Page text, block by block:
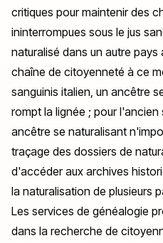
critiques pour maintenir des
ininterrompues sous le jus
naturalisé dans un autre
chaîne de citoyenneté à ce
sanguinis italien, un ancêtre
rompt la lignée ; pour l'ancien
ancêtre se naturalisant
traçage des dossiers de
d'accéder aux archives
la naturalisation de plusieurs
Les services de généalogie
dans la recherche de